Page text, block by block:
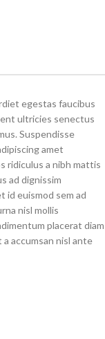
egestas faucibus
ultricies senectus
Suspendisse
amet
ridiculus a nibh mattis
ad dignissim
id euismod sem ad
nisl mollis
placerat diam
accumsan nisl ante